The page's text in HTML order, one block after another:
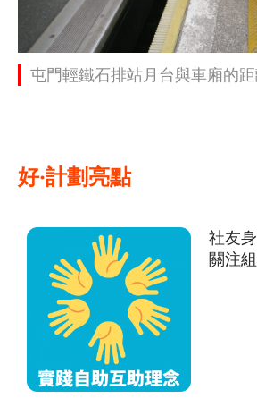
屯門輕鐵石排站月台與車廂的
好·計劃亮點
社友
關注